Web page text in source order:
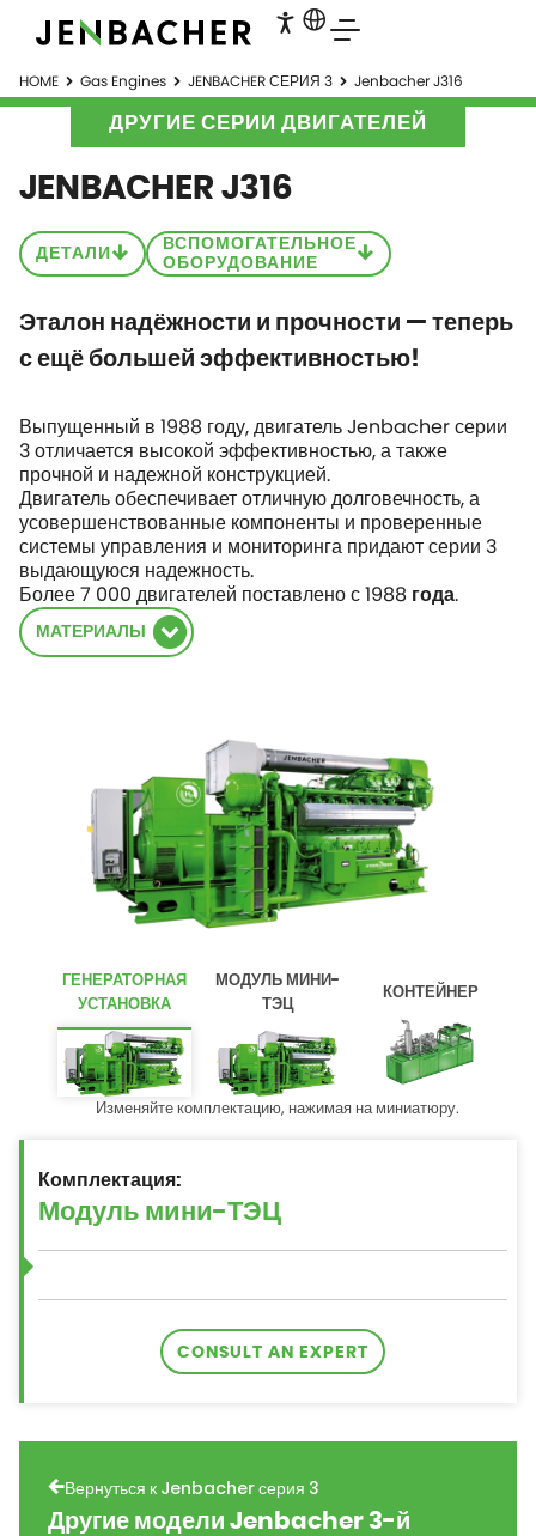
HOME Gas Engines JENBACHER СЕРИЯ 3 Jenbacher J316
ДРУГИЕ СЕРИИ ДВИГАТЕЛЕЙ
JENBACHER J316
ДЕТАЛИ
ВСПОМОГАТЕЛЬНОЕ
ОБОРУДОВАНИЕ
Эталон надёжности и прочности — теперь
с ещё большей эффективностью!
Выпущенный в 1988 году, двигатель Jenbacher серии
3 отличается высокой эффективностью, а также
прочной и надежной конструкцией.
Двигатель обеспечивает отличную долговечность, а
усовершенствованные компоненты и проверенные
системы управления и мониторинга придают серии 3
выдающуюся надежность.
Более 7 000 двигателей поставлено с 1988 года.
МАТЕРИАЛЫ
ГЕНЕРАТОРНАЯ
УСТАНОВКА
МОДУЛЬ МИНИ-
ТЭЦ
КОНТЕЙНЕР
Изменяйте комплектацию, нажимая на миниатюру.
Комплектация:
CONSULT AN EXPERT
Вернуться к Jenbacher серия 3
Другие модели Jenbacher 3-й